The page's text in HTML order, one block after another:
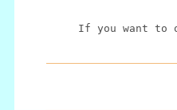
If you want to